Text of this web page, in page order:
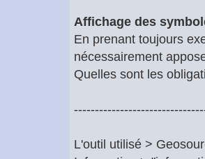
Affichage des
En prenant toujours
nécessairement
Quelles sont les
L'outil utilisé >